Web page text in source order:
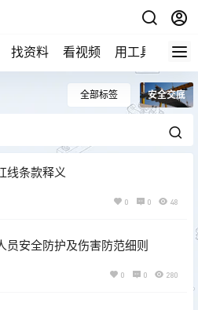
找资料 看视频 用工具 论技
全部标签 安全交底
线条款释义
0 0 48
员安全防护及伤害防范细则
0 0 280